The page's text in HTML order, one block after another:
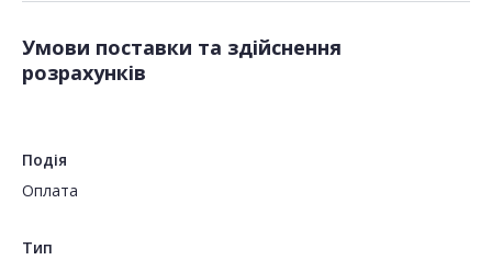
Умови поставки та здійснення
розрахунків
Подія
Оплата
Тип